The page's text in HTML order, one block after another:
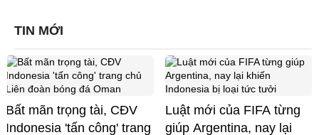
TIN MỚI
Bất mãn trọng tài, CĐV
Indonesia 'tấn công' trang
Luật mới của FIFA từng
giúp Argentina, nay lại